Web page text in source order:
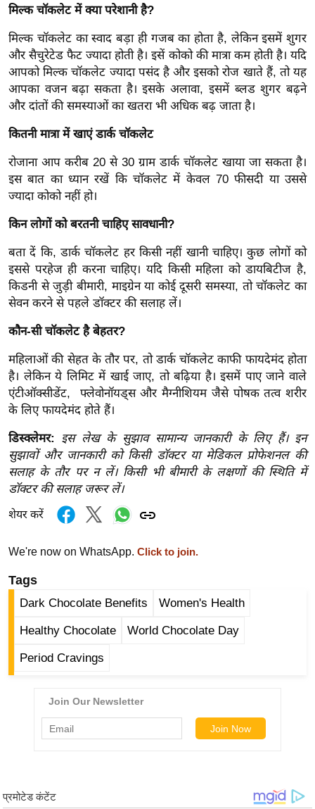
रं
न
ज
ग
त
ली
वु
ड
हॉ
ली
ड
फि
ल्म
मी
क्षा
B
r
e
k
i
n
N
w
s
ला
फ
स्टा
टी
मिल्क चॉकलेट में क्या परेशानी है?
मिल्क चॉकलेट का स्वाद बड़ा ही गजब का होता है, लेकिन इसमें शुगर
और सैचुरेटेड फैट ज्यादा होती है। इसें कोको की मात्रा कम होती है। यदि
आपको मिल्क चॉकलेट ज्यादा पसंद है और इसको रोज खाते हैं, तो यह
आपका वजन बढ़ा सकता है। इसके अलावा, इसमें ब्लड शुगर बढ़ने
और दांतों की समस्याओं का खतरा भी अधिक बढ़ जाता है।
कितनी मात्रा में खाएं डार्क चॉकलेट
रोजाना आप करीब 20 से 30 ग्राम डार्क चॉकलेट खाया जा सकता है।
इस बात का ध्यान रखें कि चॉकलेट में केवल 70 फीसदी या उससे
ज्यादा कोको नहीं हो।
किन लोगों को बरतनी चाहिए सावधानी?
बता दें कि, डार्क चॉकलेट हर किसी नहीं खानी चाहिए। कुछ लोगों को
इससे परहेज ही करना चाहिए। यदि किसी महिला को डायबिटीज है,
किडनी से जुड़ी बीमारी, माइग्रेन या कोई दूसरी समस्या, तो चॉकलेट का
सेवन करने से पहले डॉक्टर की सलाह लें।
कौन-सी चॉकलेट है बेहतर?
महिलाओं की सेहत के तौर पर, तो डार्क चॉकलेट काफी फायदेमंद होता
है। लेकिन ये लिमिट में खाई जाए, तो बढ़िया है। इसमें पाए जाने वाले
एंटीऑक्सीडेंट, फ्लेवोनॉयड्स और मैग्नीशियम जैसे पोषक तत्व शरीर
के लिए फायदेमंद होते हैं।
डिस्क्लेमर: इस लेख के सुझाव सामान्य जानकारी के लिए हैं। इन
सुझावों और जानकारी को किसी डॉक्टर या मेडिकल प्रोफेशनल की
सलाह के तौर पर न लें। किसी भी बीमारी के लक्षणों की स्थिति में
डॉक्टर की सलाह जरूर लें।
शेयर करें
We're now on WhatsApp. Click to join.
Tags
Dark Chocolate Benefits Women's Health
Healthy Chocolate World Chocolate Day
Period Cravings